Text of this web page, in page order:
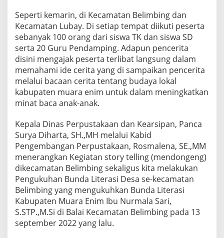
Seperti kemarin, di Kecamatan Belimbing dan
Kecamatan Lubay. Di setiap tempat diikuti peserta
sebanyak 100 orang dari siswa TK dan siswa SD
serta 20 Guru Pendamping. Adapun pencerita
disini mengajak peserta terlibat langsung dalam
memahami ide cerita yang di sampaikan pencerita
melalui bacaan cerita tentang budaya lokal
kabupaten muara enim untuk dalam meningkatkan
minat baca anak-anak.
Kepala Dinas Perpustakaan dan Kearsipan, Panca
Surya Diharta, SH.,MH melalui Kabid
Pengembangan Perpustakaan, Rosmalena, SE.,MM
menerangkan Kegiatan story telling (mendongeng)
dikecamatan Belimbing sekaligus kita melakukan
Pengukuhan Bunda Literasi Desa se-kecamatan
Belimbing yang mengukuhkan Bunda Literasi
Kabupaten Muara Enim Ibu Nurmala Sari,
S.STP.,M.Si di Balai Kecamatan Belimbing pada 13
september 2022 yang lalu.